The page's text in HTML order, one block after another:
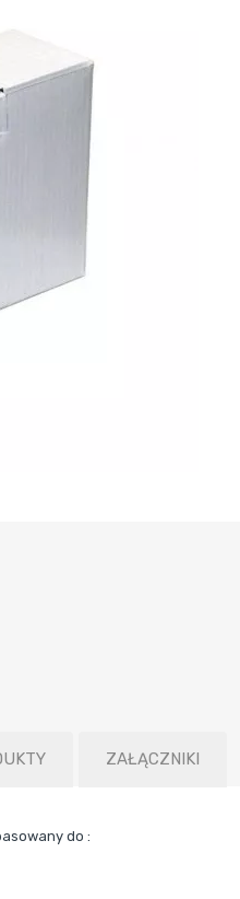
ZAŁĄCZNIKI
do :